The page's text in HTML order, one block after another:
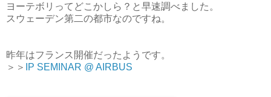
ヨーテボリってどこかしら？と早速調べました。
スウェーデン第二の都市なのですね。
昨年はフランス開催だったようです。
＞＞ IP SEMINAR @ AIRBUS